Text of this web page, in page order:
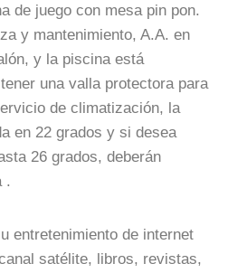
de juego con mesa pin pon.
y mantenimiento, A.A. en
y la piscina está
una valla protectora para
de climatización, la
en 22 grados y si desea
26 grados, deberán
.
entretenimiento de internet
satélite, libros, revistas,